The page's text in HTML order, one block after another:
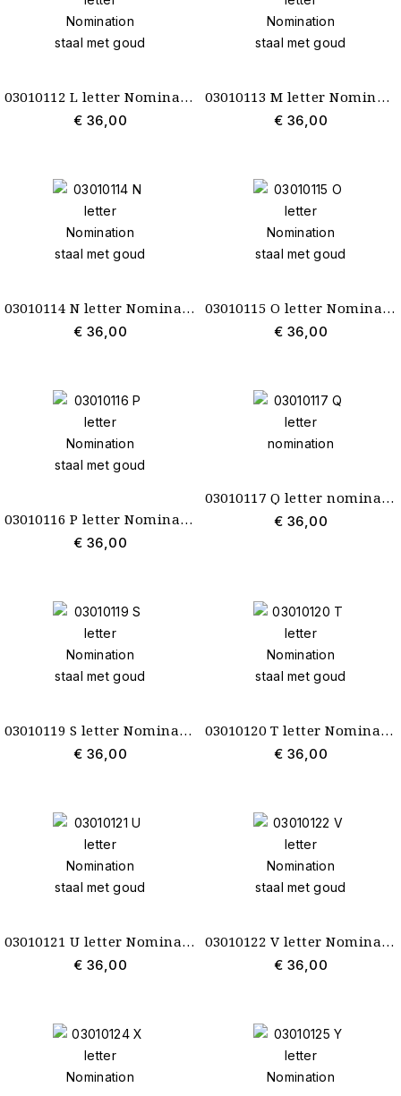
03010112 L letter Nomination staal met goud
€ 36,00
03010113 M letter Nomination staal met goud
€ 36,00
03010114 N letter Nomination staal met goud
€ 36,00
03010115 O letter Nomination staal met goud
€ 36,00
03010116 P letter Nomination staal met goud
€ 36,00
03010117 Q letter nomination
€ 36,00
03010119 S letter Nomination staal met goud
€ 36,00
03010120 T letter Nomination staal met goud
€ 36,00
03010121 U letter Nomination staal met goud
€ 36,00
03010122 V letter Nomination staal met goud
€ 36,00